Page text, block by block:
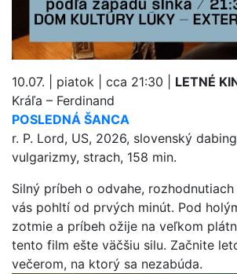
10.07. | piatok | cca 21:30 | LETNÉ
Kráľa – Ferdinand
POSLEDNÁ ŠANCA
r. P. Lord, US, 2026, slovenský
vulgarizmy, strach, 158 min.
Silný príbeh o odvahe,
vás pohltí od prvých minút. Pod
zotmie a príbeh ožije na veľkom
tento film ešte väčšiu silu. Začnite
večerom, na ktorý sa nezabúda.